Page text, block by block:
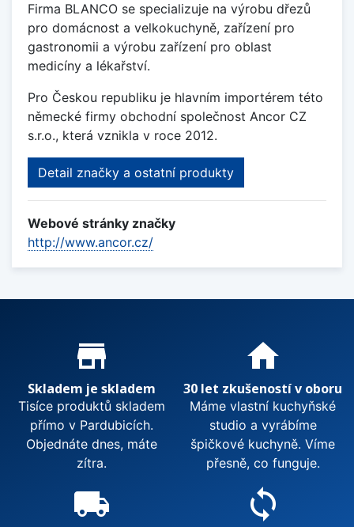
Firma BLANCO se specializuje na výrobu dřezů
pro domácnost a velkokuchyně, zařízení pro
gastronomii a výrobu zařízení pro oblast
medicíny a lékařství.
Pro Českou republiku je hlavním importérem této
německé firmy obchodní společnost Ancor CZ
s.r.o., která vznikla v roce 2012.
Detail značky a ostatní produkty
Webové stránky značky
http://www.ancor.cz/
Proč nakupovat u nás?
store_mall_directory
Skladem je skladem
Tisíce produktů skladem
přímo v Pardubicích.
Objednáte dnes, máte
zítra.
home
30 let zkušeností v oboru
Máme vlastní kuchyňské
studio a vyrábíme
špičkové kuchyně. Víme
přesně, co funguje.
local_shipping sync